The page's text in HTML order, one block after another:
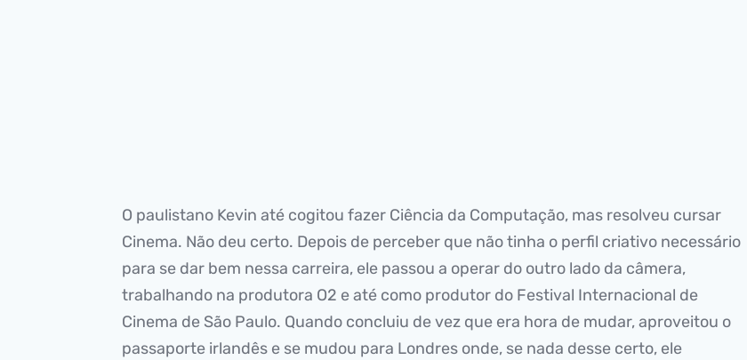
O paulistano Kevin até cogitou fazer Ciência da Computação, mas resolveu cursar
Cinema. Não deu certo. Depois de perceber que não tinha o perfil criativo necessário
para se dar bem nessa carreira, ele passou a operar do outro lado da câmera,
trabalhando na produtora O2 e até como produtor do Festival Internacional de
Cinema de São Paulo. Quando concluiu de vez que era hora de mudar, aproveitou o
passaporte irlandês e se mudou para Londres onde, se nada desse certo, ele